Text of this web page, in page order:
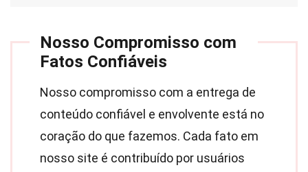
Nosso Compromisso com
Fatos Confiáveis
Nosso compromisso com a entrega de
conteúdo confiável e envolvente está no
coração do que fazemos. Cada fato em
nosso site é contribuído por usuários